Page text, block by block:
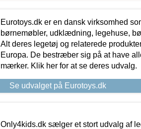
Eurotoys.dk er en dansk virksomhed
børnemøbler, udklædning, legehuse,
Alt deres legetøj og relaterede
Europa. De bestræber sig på at have
mærker. Klik her for at se deres udvalg.
Se udvalget på Eurotoys.dk
Only4kids.dk sælger et stort udvalg af